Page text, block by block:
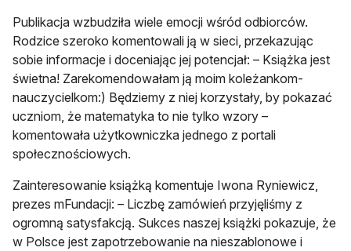
Publikacja wzbudziła wiele emocji wśród odbiorców.
Rodzice szeroko komentowali ją w sieci, przekazując
sobie informacje i doceniając jej potencjał: – Książka jest
świetna! Zarekomendowałam ją moim koleżankom-
nauczycielkom:) Będziemy z niej korzystały, by pokazać
uczniom, że matematyka to nie tylko wzory –
komentowała użytkowniczka jednego z portali
społecznościowych.
Zainteresowanie książką komentuje Iwona Ryniewicz,
prezes mFundacji: – Liczbę zamówień przyjęliśmy z
ogromną satysfakcją. Sukces naszej książki pokazuje, że
w Polsce jest zapotrzebowanie na nieszablonowe i